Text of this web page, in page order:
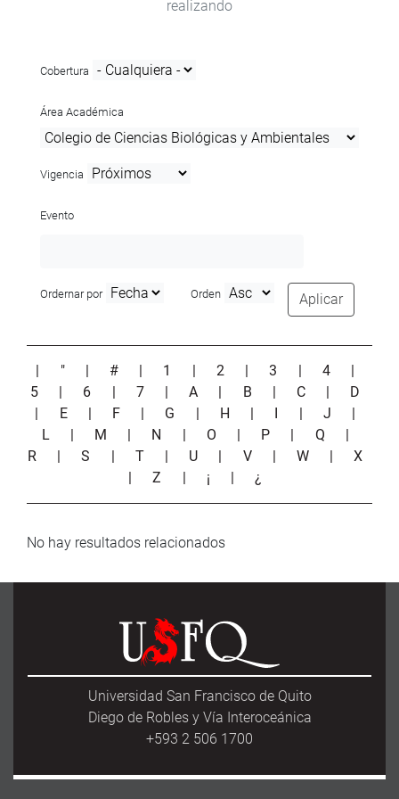
realizando
Cobertura
Área Académica
Vigencia
Evento
Ordernar por Orden Aplicar
| " | # | 1 | 2 |3 | 4
|
5
| 6 | 7 |A | B | C | D
| E | F | G | H | I | J
|
L
| M | N | O | P | Q
|
R
|S | T | U | V |W |X
|Z | ¡ |¿
No hay resultados relacionados
Universidad San Francisco de Quito
Diego de Robles y Vía Interoceánica
+593 2 506 1700